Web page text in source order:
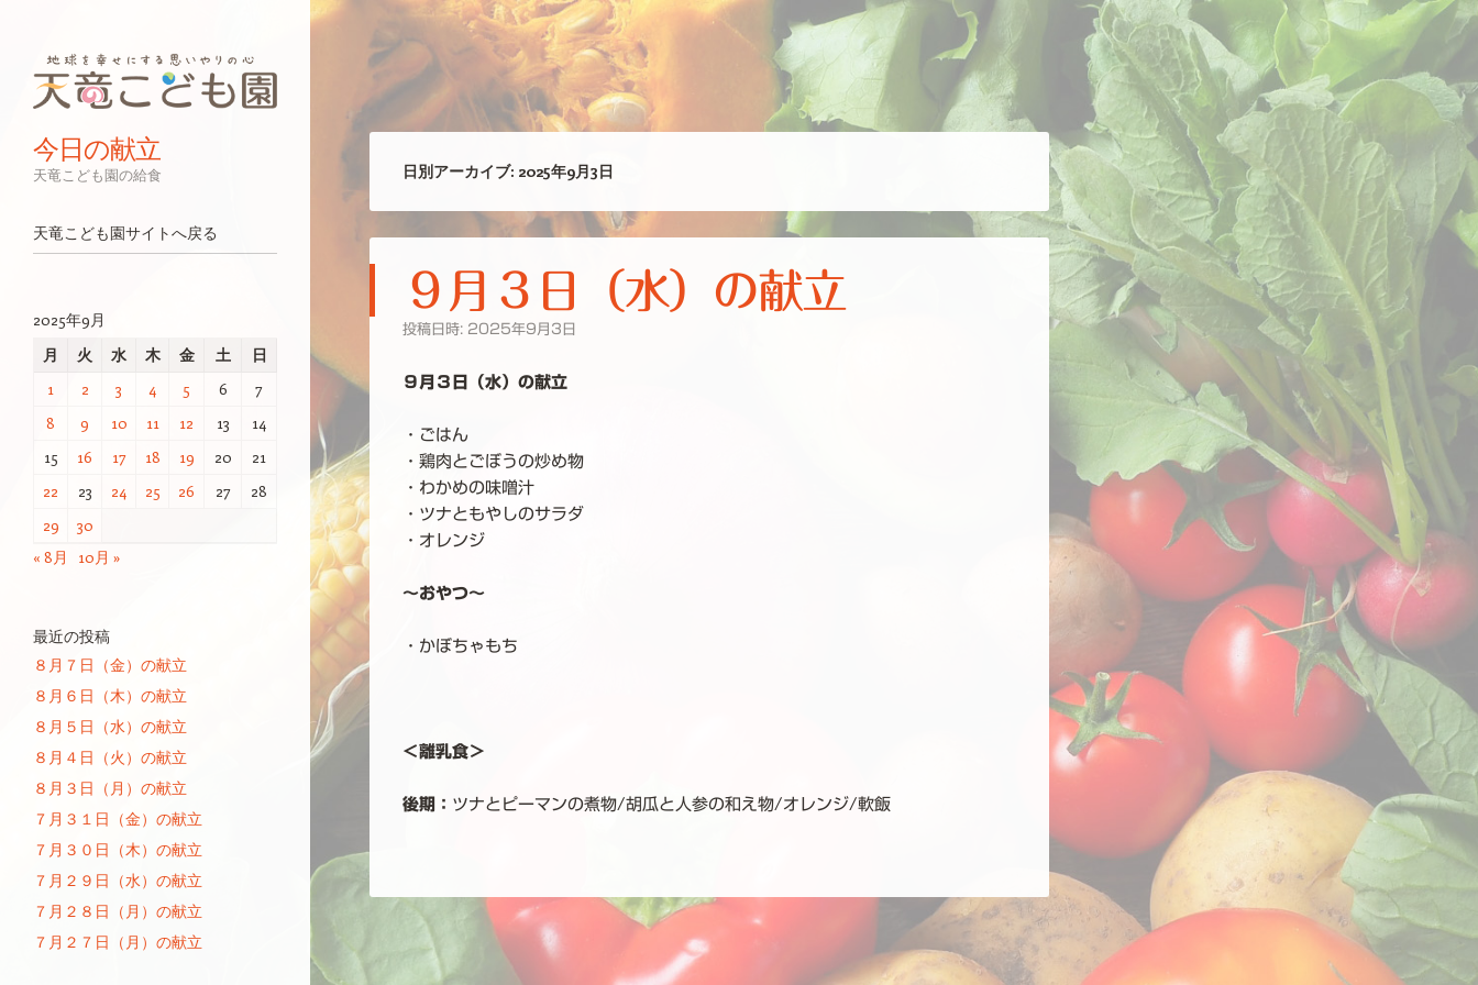
今日の献立
天竜こども園の給食
ナビゲーション
コンテンツへスキップ
天竜こども園サイトへ戻る
日別アーカイブ: 2025年9月3日
９月３日（水）の献立
投稿日時: 2025年9月3日
９月３日（水）の献立
・ごはん
・鶏肉とごぼうの炒め物
・わかめの味噌汁
・ツナともやしのサラダ
・オレンジ
～おやつ～
・かぼちゃもち
＜離乳食＞
後期： ツナとピーマンの煮物/胡瓜と人参の和え物/オレンジ/軟飯
投稿ナビゲーション
2025年9月
月
火 水 木 金 土
日
1
2 3 4 5 6
7
8
9 10 11 12 13
14
15
16 17 18 19 20
21
22
23 24 25 26 27
28
29
30
« 8月
10月 »
最近の投稿
８月７日（金）の献立
８月６日（木）の献立
８月５日（水）の献立
８月４日（火）の献立
８月３日（月）の献立
７月３１日（金）の献立
７月３０日（木）の献立
７月２９日（水）の献立
７月２８日（月）の献立
７月２７日（月）の献立